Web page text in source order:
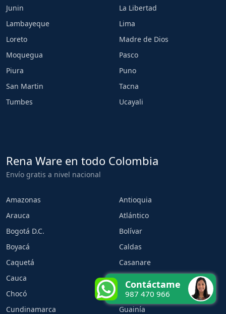
Junin
La Libertad
Lambayeque
Lima
Loreto
Madre de Dios
Moquegua
Pasco
Piura
Puno
San Martin
Tacna
Tumbes
Ucayali
Rena Ware en todo Colombia
Envío gratis a nivel nacional
Amazonas
Antioquia
Arauca
Atlántico
Bogotá D.C.
Bolívar
Boyacá
Caldas
Caquetá
Casanare
Cauca
Chocó
Córdoba
Cundinamarca
Guainía
Contáctame
987 470 966